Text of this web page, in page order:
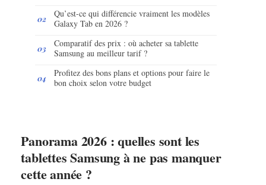
Qu’est-ce qui différencie vraiment les modèles
Galaxy Tab en 2026 ?
Comparatif des prix : où acheter sa tablette
Samsung au meilleur tarif ?
Profitez des bons plans et options pour faire le
bon choix selon votre budget
Panorama 2026 : quelles sont les
tablettes Samsung à ne pas manquer
cette année ?